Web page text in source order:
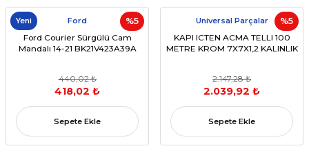
%5
Yeni Ford
Ford Courier Sürgülü Cam
Mandalı 14-21 BK21V423A39A
440,02 ₺
418,02 ₺
Sepete Ekle
%5
Universal Parçalar
KAPI ICTEN ACMA TELLI 100
METRE KROM 7X7X1,2 KALINLIK
2.147,28 ₺
2.039,92 ₺
Sepete Ekle